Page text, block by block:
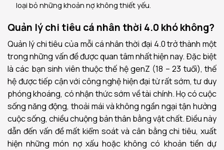
loại bỏ những khoản nợ không thiết yếu.
Quản lý chi tiêu cá nhân thời 4.0 khó không?
Quản lý chi tiêu của mỗi cá nhân thời đại 4.0 trở thành một
trong những vấn đề được quan tâm nhất hiện nay. Đặc biệt
là các bạn sinh viên thuộc thế hệ genZ (18 – 23 tuổi), thế
hệ được tiếp cận với công nghệ hiện đại từ rất sớm, tư duy
phóng khoáng, có nhận thức sớm về tài chính. Họ có cuộc
sống năng động, thoải mái và không ngần ngại tận hưởng
cuộc sống, chiều chuộng bản thân bằng vật chất. Điều này
dẫn đến vấn đề mất kiểm soát và cân bằng chi tiêu, xuất
hiện những món nợ xấu hoặc không có khoản tiền dự